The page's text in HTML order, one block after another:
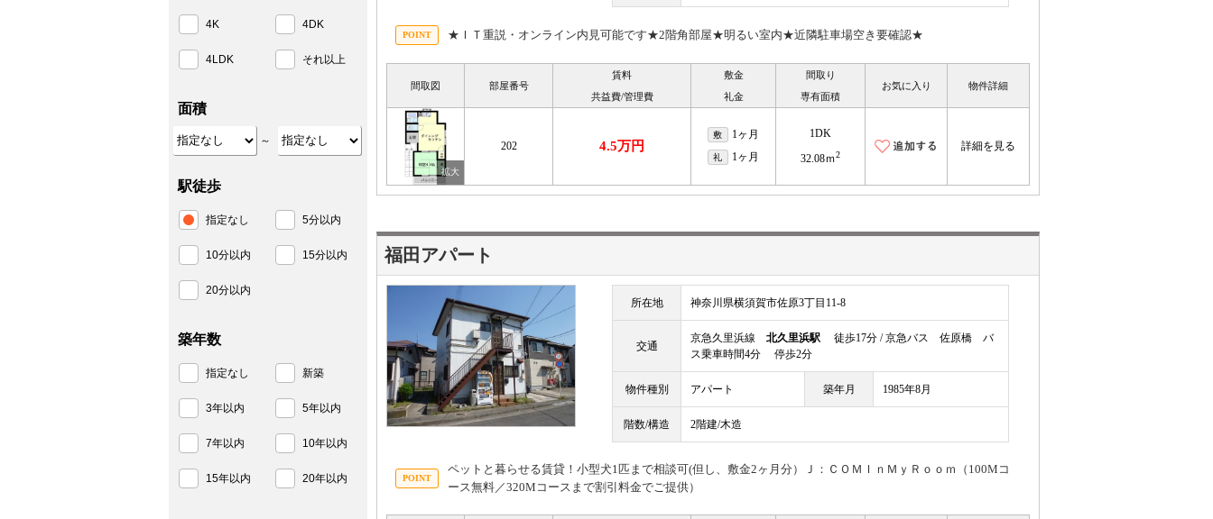
★ＩＴ重説・オンライン内見可能です★2階角部屋★明るい室内★近隣駐車場空き要確認★
間取図 部屋番号
賃料
共益費/管理費
敷金
礼金
間取り
専有面積
お気に入り 物件詳細
202 4.5万円
敷 1ヶ月
礼 1ヶ月
1DK
32.08ｍ2
詳細を見る
福田アパート
所在地 神奈川県横須賀市佐原3丁目11-8
交通
京急久里浜線 北久里浜駅 徒歩17分 / 京急バス 佐原橋 バ
ス乗車時間4分 停歩2分
物件種別 アパート 築年月 1985年8月
階数/構造 2階建/木造
ペットと暮らせる賃貸！小型犬1匹まで相談可(但し、敷金2ヶ月分）Ｊ：ＣＯＭＩｎＭｙＲｏｏｍ（100Mコ
ース無料／320Mコースまで割引料金でご提供）
4K 4DK
4LDK それ以上
面積
～
駅徒歩
指定なし 5分以内
10分以内 15分以内
20分以内
築年数
指定なし 新築
3年以内 5年以内
7年以内 10年以内
15年以内 20年以内